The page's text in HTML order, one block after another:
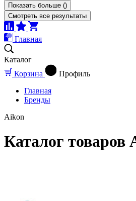
Показать больше ()
Смотреть все результаты
Главная
Каталог
Корзина
Профиль
Главная
Бренды
Aikon
Каталог товаров